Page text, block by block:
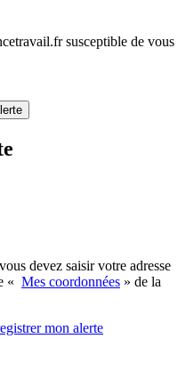
susceptible de vous
devez saisir votre adresse
« Mes coordonnées » de la
mon alerte